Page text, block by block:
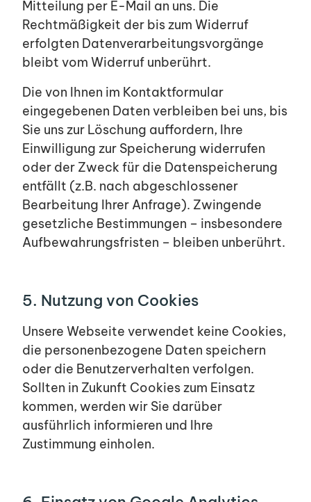
Mitteilung per E-Mail an uns. Die
Rechtmäßigkeit der bis zum Widerruf
erfolgten Datenverarbeitungsvorgänge
bleibt vom Widerruf unberührt.
Die von Ihnen im Kontaktformular
eingegebenen Daten verbleiben bei uns, bis
Sie uns zur Löschung auffordern, Ihre
Einwilligung zur Speicherung widerrufen
oder der Zweck für die Datenspeicherung
entfällt (z.B. nach abgeschlossener
Bearbeitung Ihrer Anfrage). Zwingende
gesetzliche Bestimmungen – insbesondere
Aufbewahrungsfristen – bleiben unberührt.
5. Nutzung von Cookies
Unsere Webseite verwendet keine Cookies,
die personenbezogene Daten speichern
oder die Benutzerverhalten verfolgen.
Sollten in Zukunft Cookies zum Einsatz
kommen, werden wir Sie darüber
ausführlich informieren und Ihre
Zustimmung einholen.